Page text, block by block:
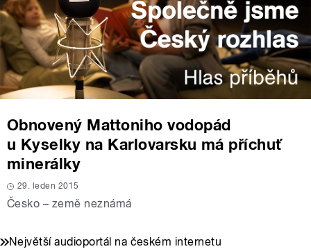
Obnovený Mattoniho vodopád
u Kyselky na Karlovarsku má příchuť
minerálky
29. leden 2015
Česko – země neznámá
Největší audioportál na českém internetu